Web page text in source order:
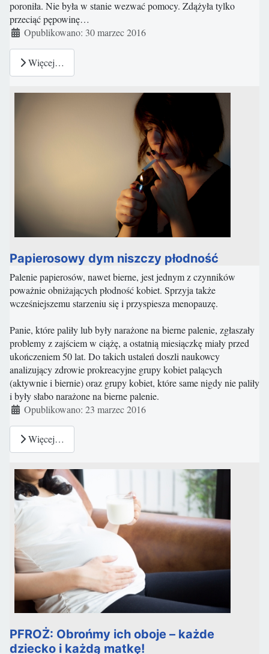
poroniła. Nie była w stanie wezwać pomocy. Zdążyła tylko
przeciąć pępowinę…
Szczegóły
Opublikowano: 30 marzec 2016
Więcej…
Papierosowy dym niszczy płodność
Palenie papierosów, nawet bierne, jest jednym z czynników
poważnie obniżających płodność kobiet. Sprzyja także
wcześniejszemu starzeniu się i przyspiesza menopauzę.
Panie, które paliły lub były narażone na bierne palenie, zgłaszały
problemy z zajściem w ciążę, a ostatnią miesiączkę miały przed
ukończeniem 50 lat. Do takich ustaleń doszli naukowcy
analizujący zdrowie prokreacyjne grupy kobiet palących
(aktywnie i biernie) oraz grupy kobiet, które same nigdy nie paliły
i były słabo narażone na bierne palenie.
Szczegóły
Opublikowano: 23 marzec 2016
Więcej…
PFROŻ: Obrońmy ich oboje – każde
dziecko i każdą matkę!